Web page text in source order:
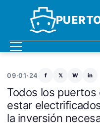
09·01·24 f 𝕏 W in
Todos los
estar
la inversión